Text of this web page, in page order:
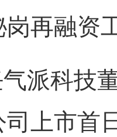
岗再融资
派科技
上市首